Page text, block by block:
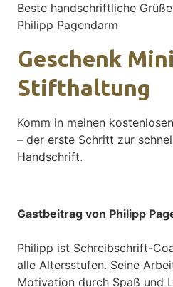
Beste handschriftliche Grüße
Philipp Pagendarm
Geschenk
Stifthaltung
Komm in meinen
– der erste Schritt zur
Handschrift.
Gastbeitrag von Philipp
Philipp ist Schreibschrift-
alle Altersstufen. Seine
Motivation durch Spaß und